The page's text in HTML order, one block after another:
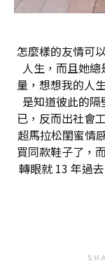
怎麼樣的友情可
人生，而且她
量，想想我的人
是知道彼此的
已，反而出社會
超馬拉松閨蜜情
買同款鞋子了，
轉眼就 13 年過